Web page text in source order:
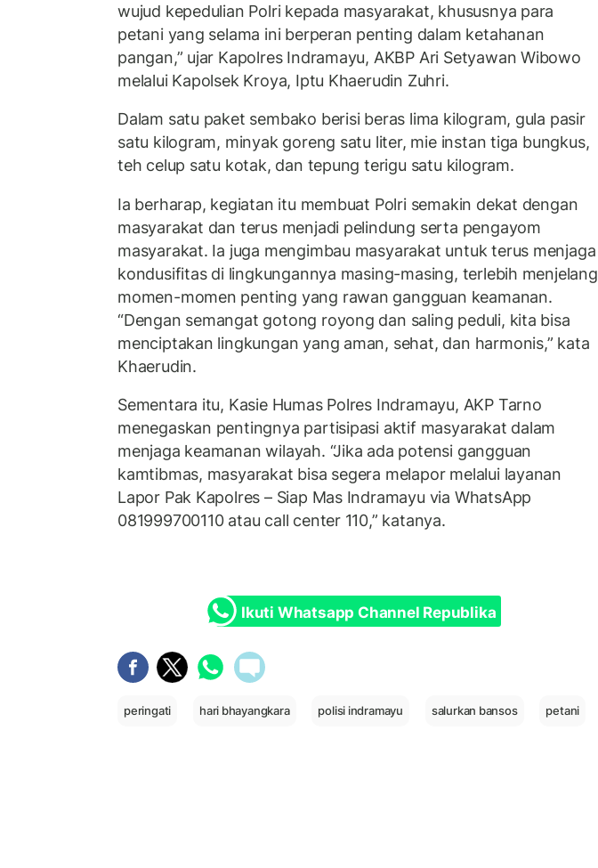
wujud kepedulian Polri kepada masyarakat, khususnya para
petani yang selama ini berperan penting dalam ketahanan
pangan,” ujar Kapolres Indramayu, AKBP Ari Setyawan Wibowo
melalui Kapolsek Kroya, Iptu Khaerudin Zuhri.
Dalam satu paket sembako berisi beras lima kilogram, gula pasir
satu kilogram, minyak goreng satu liter, mie instan tiga bungkus,
teh celup satu kotak, dan tepung terigu satu kilogram.
Ia berharap, kegiatan itu membuat Polri semakin dekat dengan
masyarakat dan terus menjadi pelindung serta pengayom
masyarakat. Ia juga mengimbau masyarakat untuk terus menjaga
kondusifitas di lingkungannya masing-masing, terlebih menjelang
momen-momen penting yang rawan gangguan keamanan.
“Dengan semangat gotong royong dan saling peduli, kita bisa
menciptakan lingkungan yang aman, sehat, dan harmonis,” kata
Khaerudin.
Sementara itu, Kasie Humas Polres Indramayu, AKP Tarno
menegaskan pentingnya partisipasi aktif masyarakat dalam
menjaga keamanan wilayah. “Jika ada potensi gangguan
kamtibmas, masyarakat bisa segera melapor melalui layanan
Lapor Pak Kapolres – Siap Mas Indramayu via WhatsApp
081999700110 atau call center 110,” katanya.
Ikuti Whatsapp Channel Republika
peringati hari bhayangkara polisi indramayu salurkan bansos petani